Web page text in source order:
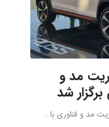
مد و
شد
مد و فناوری با…